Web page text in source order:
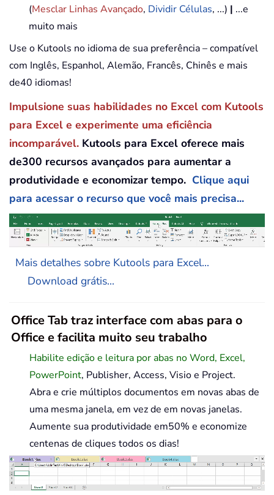
(Mesclar Linhas Avançado, Dividir Células, ...) | ...e
muito mais
Use o Kutools no idioma de sua preferência – compatível
com Inglês, Espanhol, Alemão, Francês, Chinês e mais
de40 idiomas!
Impulsione suas habilidades no Excel com Kutools
para Excel e experimente uma eficiência
incomparável. Kutools para Excel oferece mais
de300 recursos avançados para aumentar a
produtividade e economizar tempo. Clique aqui
para acessar o recurso que você mais precisa...
Mais detalhes sobre Kutools para Excel...
Download grátis...
Office Tab traz interface com abas para o
Office e facilita muito seu trabalho
Habilite edição e leitura por abas no Word, Excel,
PowerPoint, Publisher, Access, Visio e Project.
Abra e crie múltiplos documentos em novas abas de
uma mesma janela, em vez de em novas janelas.
Aumente sua produtividade em50% e economize
centenas de cliques todos os dias!